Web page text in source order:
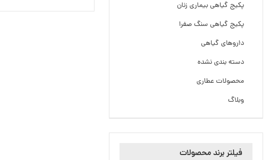
پکیج گیاهی بیماری زنان
پکیج گیاهی سنگ صفرا
داروهای گیاهی
دسته بندی نشده
محصولات عطاری
وبلاگ
فیلتر برند محصولات